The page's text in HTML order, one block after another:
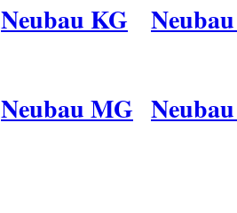
Neubau KG
Neubau MG